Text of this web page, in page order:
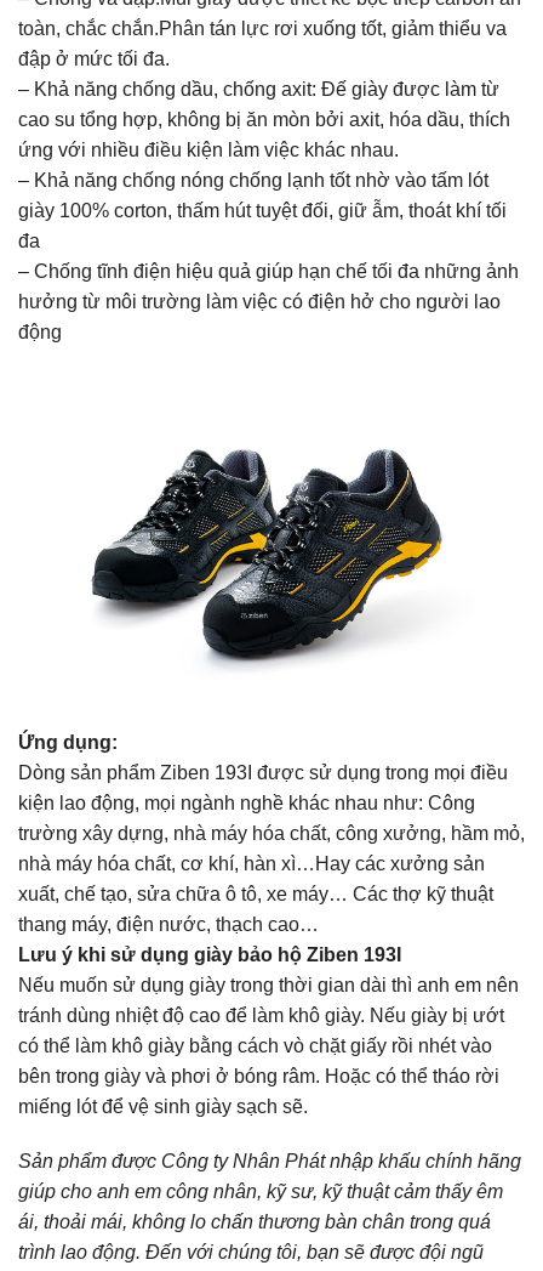
toàn, chắc chắn.Phân tán lực rơi xuống tốt, giảm thiểu va
đập ở mức tối đa.
– Khả năng chống dầu, chống axit: Đế giày được làm từ
cao su tổng hợp, không bị ăn mòn bởi axit, hóa dầu, thích
ứng với nhiều điều kiện làm việc khác nhau.
– Khả năng chống nóng chống lạnh tốt nhờ vào tấm lót
giày 100% corton, thấm hút tuyệt đối, giữ ẫm, thoát khí tối
đa
– Chống tĩnh điện hiệu quả giúp hạn chế tối đa những ảnh
hưởng từ môi trường làm việc có điện hở cho người lao
động
Ứng dụng:
Dòng sản phẩm Ziben 193I được sử dụng trong mọi điều
kiện lao động, mọi ngành nghề khác nhau như: Công
trường xây dựng, nhà máy hóa chất, công xưởng, hầm mỏ,
nhà máy hóa chất, cơ khí, hàn xì…Hay các xưởng sản
xuất, chế tạo, sửa chữa ô tô, xe máy… Các thợ kỹ thuật
thang máy, điện nước, thạch cao…
Lưu ý khi sử dụng giày bảo hộ Ziben 193I
Nếu muốn sử dụng giày trong thời gian dài thì anh em nên
tránh dùng nhiệt độ cao để làm khô giày. Nếu giày bị ướt
có thể làm khô giày bằng cách vò chặt giấy rồi nhét vào
bên trong giày và phơi ở bóng râm. Hoặc có thể tháo rời
miếng lót để vệ sinh giày sạch sẽ.
Sản phẩm được Công ty Nhân Phát nhập khấu chính hãng
giúp cho anh em công nhân, kỹ sư, kỹ thuật cảm thấy êm
ái, thoải mái, không lo chấn thương bàn chân trong quá
trình lao động. Đến với chúng tôi, bạn sẽ được đội ngũ